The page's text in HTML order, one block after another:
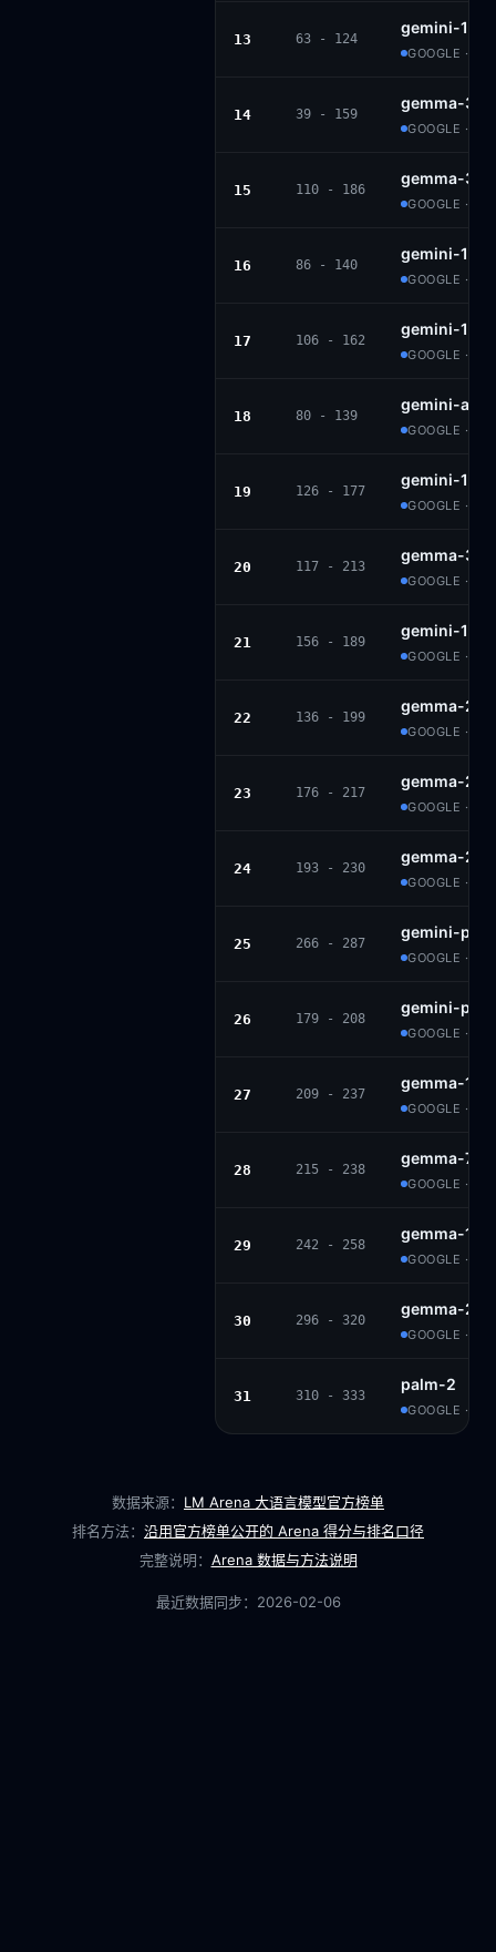
13 63 - 124
gemini-1.5-
GOOGLE ·
14 39 - 159
gemma-3-
GOOGLE ·
15 110 - 186
gemma-
GOOGLE ·
16 86 - 140
gemini-1.5-
GOOGLE ·
17 106 - 162
gemini-1.5-
GOOGLE ·
18 80 - 139
gemini-
GOOGLE ·
19 126 - 177
gemini-1.5-
GOOGLE ·
20 117 - 213
gemma-3-
GOOGLE ·
21 156 - 189
gemini-1.5-
GOOGLE ·
22 136 - 199
gemma-2-
GOOGLE ·
23 176 - 217
gemma-2-
GOOGLE ·
24 193 - 230
gemma-2-
GOOGLE ·
25 266 - 287
gemini-pro
GOOGLE ·
26 179 - 208
gemini-
GOOGLE ·
27 209 - 237
gemma-
GOOGLE ·
28 215 - 238
gemma-7b-
GOOGLE ·
29 242 - 258
gemma-
GOOGLE ·
30 296 - 320
gemma-
GOOGLE ·
31 310 - 333
palm-2
GOOGLE ·
数据来源： LM Arena 大语言模型官方榜单
排名方法： 沿用官方榜单公开的 Arena 得分与排名口径
完整说明： Arena 数据与方法说明
最近数据同步： 2026-02-06